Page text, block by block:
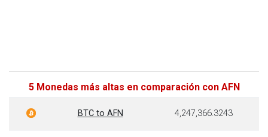
5 Monedas más altas en comparación con AFN
BTC to AFN 4,247,366.3243